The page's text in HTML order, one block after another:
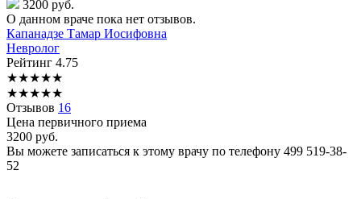
3200 руб.
О данном враче пока нет отзывов.
Капанадзе Тамар Иосифовна
Невролог
Рейтинг 4.75
★★★★★
★★★★★
Отзывов 16
Цена первичного приема
3200 руб.
Вы можете записаться к этому врачу по телефону 499 519-38-
52